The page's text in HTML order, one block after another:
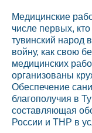
Медицинские
числе первых,
тувинский народ
войну, как свою
медицинских
организованы
Обеспечение
благополучия в
составляющая
России и ТНР в